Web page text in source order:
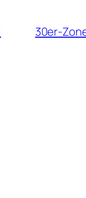
30er-